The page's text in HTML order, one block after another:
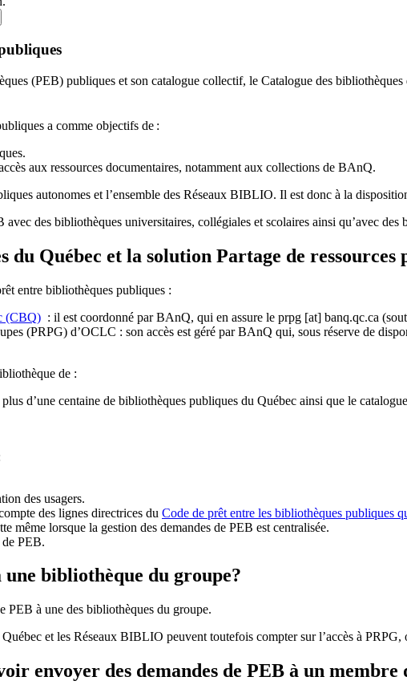
(PEB) publiques et son catalogue collectif, le Catalogue des
a comme objectifs de :
aux ressources documentaires, notamment aux collections de BAnQ.
autonomes et l’ensemble des Réseaux BIBLIO. Il est donc à la
des bibliothèques universitaires, collégiales et scolaires ainsi qu’avec
du Québec et la solution Partage de ressources
entre bibliothèques publiques :
(CBQ) : il est coordonné par BAnQ, qui en assure le prpg [at] banq.qc.ca
(PRPG) d’OCLC : son accès est géré par BAnQ qui, sous réserve de
de :
d’une centaine de bibliothèques publiques du Québec ainsi que le
des usagers.
des lignes directrices du Code de prêt entre les bibliothèques publiques
même lorsque la gestion des demandes de PEB est centralisée.
de PEB.
bibliothèque du groupe?
PEB à une des bibliothèques du groupe.
et les Réseaux BIBLIO peuvent toutefois compter sur l’accès à
envoyer des demandes de PEB à un membre